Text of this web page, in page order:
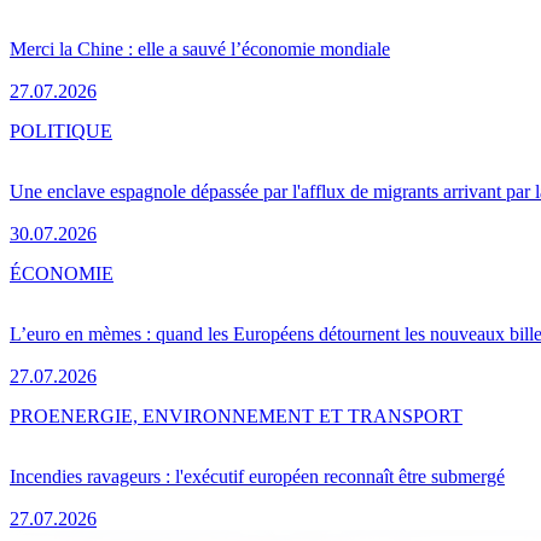
Merci la Chine : elle a sauvé l’économie mondiale
27.07.2026
Une enclave espagnole dépassée par l'afflux de migrants arrivant par
30.07.2026
POLITIQUE
L’euro en mèmes : quand les Européens détournent les nouveaux
27.07.2026
ÉCONOMIE
Incendies ravageurs : l'exécutif européen reconnaît être submergé
27.07.2026
PROENERGIE, ENVIRONNEMENT ET TRANSPORT